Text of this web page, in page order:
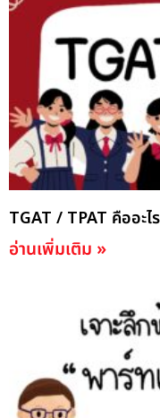
TGAT / TPAT คืออะ
อ่านเพิ่มเติม »